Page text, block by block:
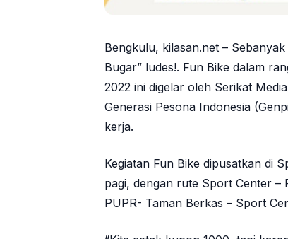
Bengkulu, kilasan.net –
Bugar” ludes!. Fun Bike dalam
2022 ini digelar oleh Serikat
Generasi Pesona Indonesia
kerja.
Kegiatan Fun Bike dipusatkan di
pagi, dengan rute Sport Center
PUPR- Taman Berkas – Sport